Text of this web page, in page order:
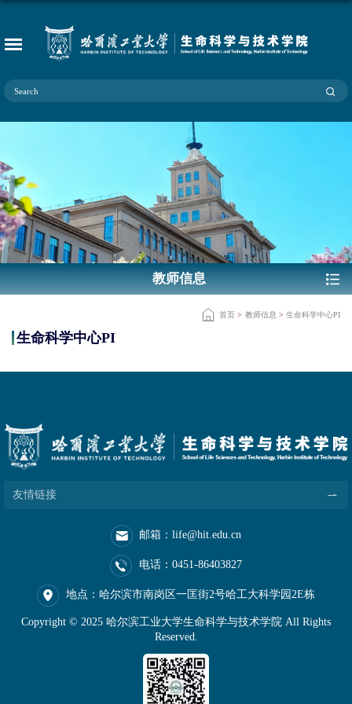
教师信息
首页 > 教师信息 > 生命科学中心PI
生命科学中心PI
友情链接
邮箱：life@hit.edu.cn
电话：0451-86403827
地点：哈尔滨市南岗区一匡街2号哈工大科学园2E栋
Copyright © 2025 哈尔滨工业大学生命科学与技术学院 All Rights
Reserved.